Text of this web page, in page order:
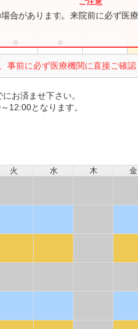
● ●
事前に必ず医療機関に直接ご確認
合があります。来院前に必ず医
お済ませ下さい。
12:00となります。
火 水 木 金